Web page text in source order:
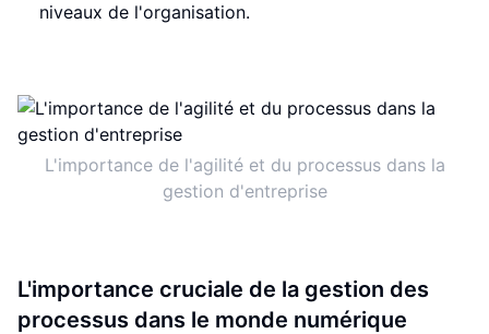
niveaux de l'organisation.
L'importance de l'agilité et du processus dans la
gestion d'entreprise
L'importance cruciale de la gestion des
processus dans le monde numérique